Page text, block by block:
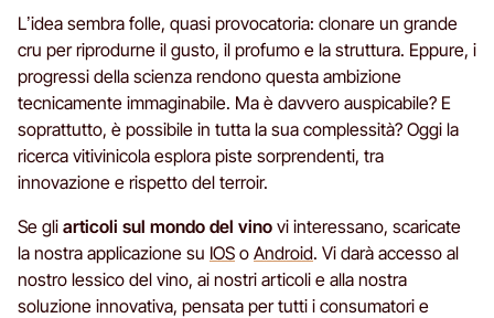
L’idea sembra folle, quasi provocatoria: clonare un grande
cru per riprodurne il gusto, il profumo e la struttura. Eppure, i
progressi della scienza rendono questa ambizione
tecnicamente immaginabile. Ma è davvero auspicabile? E
soprattutto, è possibile in tutta la sua complessità? Oggi la
ricerca vitivinicola esplora piste sorprendenti, tra
innovazione e rispetto del terroir.
Se gli articoli sul mondo del vino vi interessano, scaricate
la nostra applicazione su IOS o Android. Vi darà accesso al
nostro lessico del vino, ai nostri articoli e alla nostra
soluzione innovativa, pensata per tutti i consumatori e